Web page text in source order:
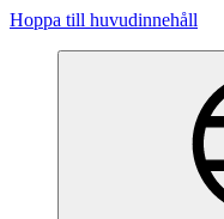
Hoppa till huvudinnehåll